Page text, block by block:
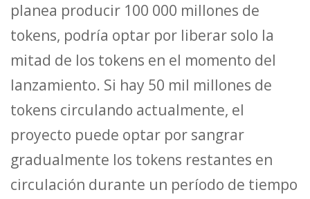
planea producir 100 000 millones de
tokens, podría optar por liberar solo la
mitad de los tokens en el momento del
lanzamiento. Si hay 50 mil millones de
tokens circulando actualmente, el
proyecto puede optar por sangrar
gradualmente los tokens restantes en
circulación durante un período de tiempo